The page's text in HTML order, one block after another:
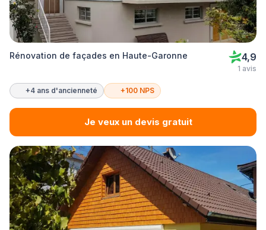
Rénovation de façades en Haute-Garonne 4,9
1 avis
+4 ans d'ancienneté +100 NPS
Je veux un devis gratuit